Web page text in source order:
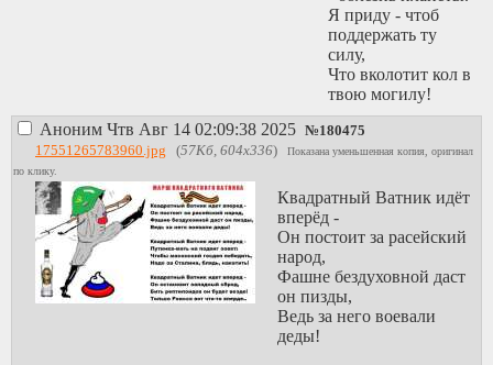
Я приду - чтоб
поддержать ту
силу,
Что вколотит кол в
твою могилу!
Аноним Чтв Авг 14 02:09:38 2025 №180475
17551265783960.jpg (57Кб, 604x336)
Показана уменьшенная копия, оригинал
по клику.
Квадратный Ватник идёт
вперёд -
Он постоит за расейский
народ,
Фашне бездуховной даст
он пизды,
Ведь за него воевали
деды!